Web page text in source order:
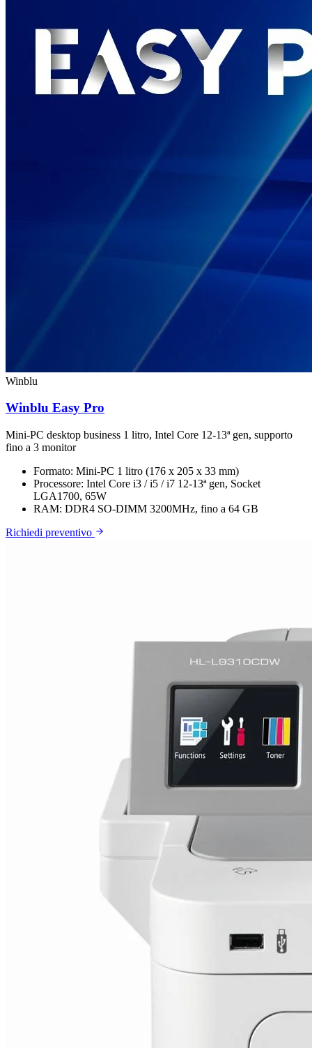
Winblu
Winblu Easy Pro
Mini-PC desktop business 1 litro, Intel Core 12-13ª gen, supporto
fino a 3 monitor
Formato: Mini-PC 1 litro (176 x 205 x 33 mm)
Processore: Intel Core i3 / i5 / i7 12-13ª gen, Socket
LGA1700, 65W
RAM: DDR4 SO-DIMM 3200MHz, fino a 64 GB
Richiedi preventivo